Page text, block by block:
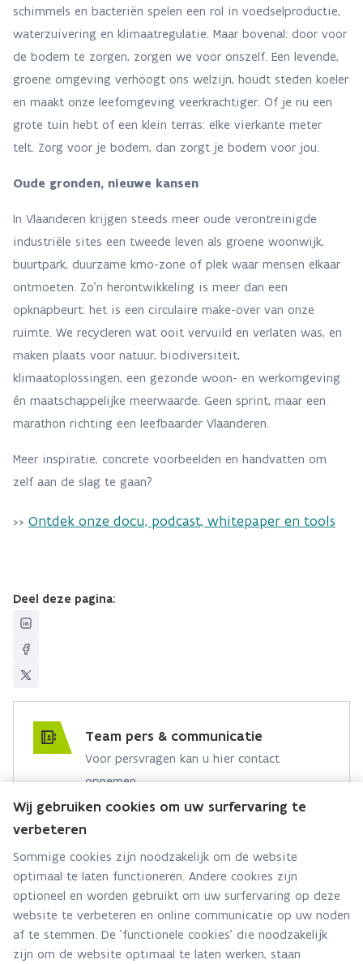
schimmels en bacteriën spelen een rol in voedselproductie,
waterzuivering en klimaatregulatie. Maar bovenal: door voor
de bodem te zorgen, zorgen we voor onszelf. Een levende,
groene omgeving verhoogt ons welzijn, houdt steden koeler
en maakt onze leefomgeving veerkrachtiger. Of je nu een
grote tuin hebt of een klein terras: elke vierkante meter
telt. Zorg voor je bodem, dan zorgt je bodem voor jou.
Oude gronden, nieuwe kansen
In Vlaanderen krijgen steeds meer oude verontreinigde
industriële sites een tweede leven als groene woonwijk,
buurtpark, duurzame kmo-zone of plek waar mensen elkaar
ontmoeten. Zo’n herontwikkeling is meer dan een
opknapbeurt: het is een circulaire make-over van onze
ruimte. We recycleren wat ooit vervuild en verlaten was, en
maken plaats voor natuur, biodiversiteit,
klimaatoplossingen, een gezonde woon- en werkomgeving
én maatschappelijke meerwaarde. Geen sprint, maar een
marathon richting een leefbaarder Vlaanderen.
Meer inspiratie, concrete voorbeelden en handvatten om
zelf aan de slag te gaan?
>> Ontdek onze docu, podcast, whitepaper en tools
Deel deze pagina:
Team pers & communicatie
Voor persvragen kan u hier contact
opnemen.
Hebt u een persvraag? Stel ze hier:
Via contact formulier
Alle contactgegevens
Adres
Stationsstraat 110
Wij gebruiken cookies om uw surfervaring te
verbeteren
Sommige cookies zijn noodzakelijk om de website
optimaal te laten functioneren. Andere cookies zijn
optioneel en worden gebruikt om uw surfervaring op deze
website te verbeteren en online communicatie op uw noden
af te stemmen. De 'functionele cookies' die noodzakelijk
zijn om de website optimaal te laten werken, staan